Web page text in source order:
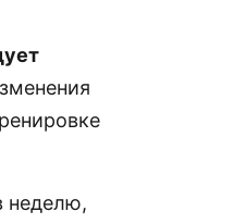
неделю,